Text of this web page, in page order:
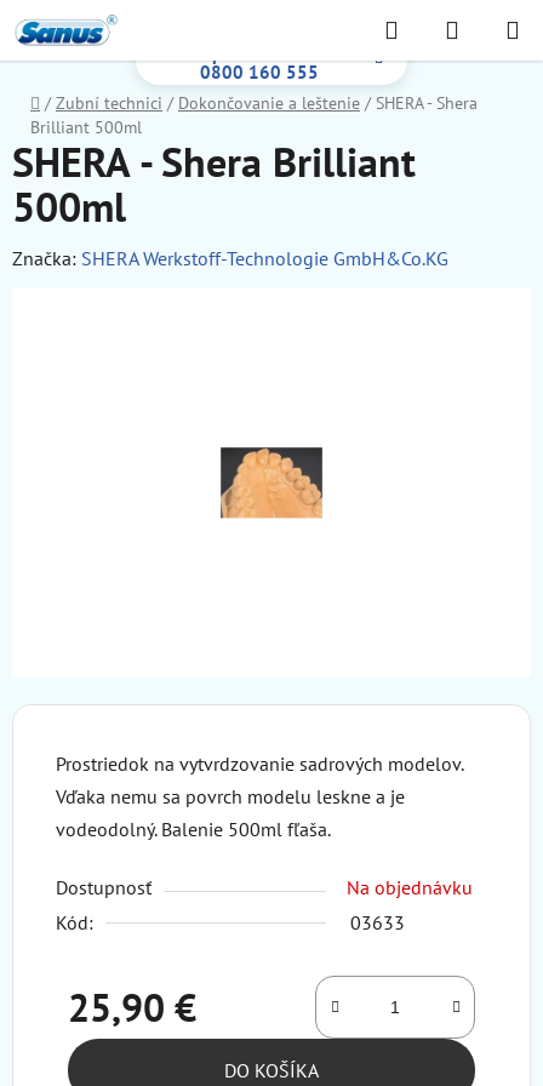
na
obsah
0800 160 555
Hľadať
KOŠÍK
Domov
/ Zubní technici / Dokončovanie a leštenie / SHERA - Shera
Brilliant 500ml
Prostriedok na vytvrdzovanie sadrových modelov.
Vďaka nemu sa povrch modelu leskne a je
vodeodolný. Balenie 500ml fľaša.
Dostupnosť
Na objednávku
Kód:
03633
25,90 €
Jednotková cena:
DO KOŠÍKA
SHERA - Shera Brilliant
500ml
Značka: SHERA Werkstoff-Technologie GmbH&Co.KG